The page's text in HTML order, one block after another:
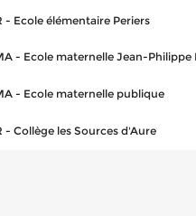
- Ecole élémentaire Periers
- Ecole maternelle Jean-Philippe
- Ecole maternelle publique
- Collège les Sources d'Aure